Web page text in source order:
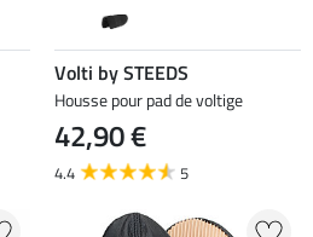
Volti by STEEDS
Housse pour pad de voltige
42,90 €
4.4 5